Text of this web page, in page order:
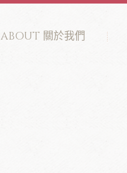
ABOUT 關於我們